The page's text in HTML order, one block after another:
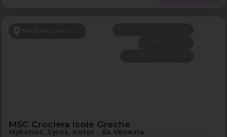
Mediterraneo Orientale
MSC Crociera Isole Greche
Mykonos, Syros, Kotor - da Venezia